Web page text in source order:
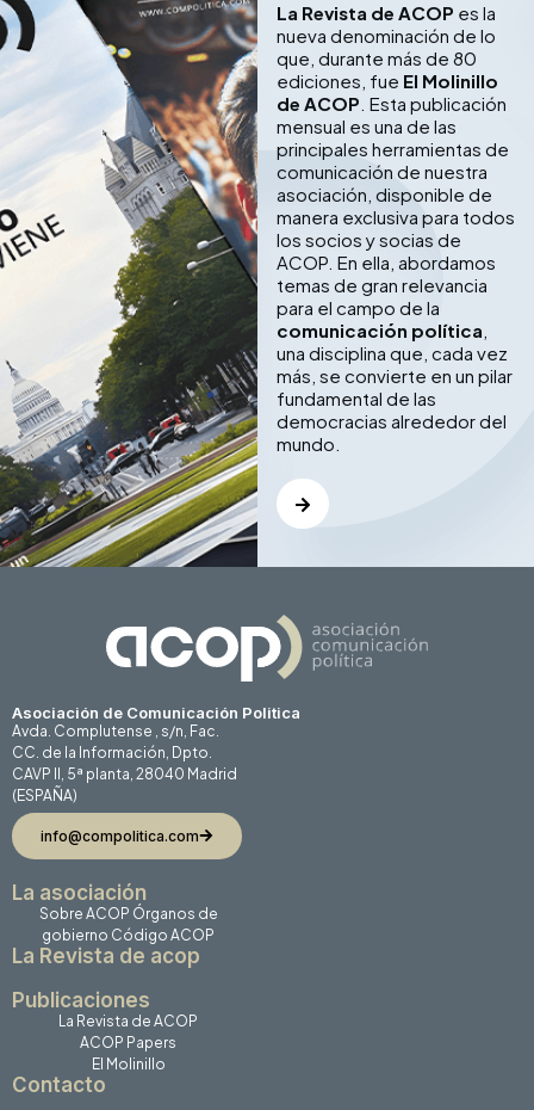
La Revista de ACOP es la
nueva denominación de lo
que, durante más de 80
ediciones, fue El Molinillo
de ACOP . Esta publicación
mensual es una de las
principales herramientas de
comunicación de nuestra
asociación, disponible de
manera exclusiva para todos
los socios y socias de
ACOP. En ella, abordamos
temas de gran relevancia
para el campo de la
comunicación política
una disciplina que, cada vez
más, se convierte en un pilar
fundamental de las
democracias alrededor del
mundo.
Asociación de Comunicación Politica
Avda. Complutense , s/n, Fac.
CC. de la Información, Dpto.
CAVP II, 5ª planta, 28040 Madrid
(ESPAÑA)
info@compolitica.com
La asociación
Sobre ACOP Órganos de
gobierno Código ACOP
La Revista de acop
Publicaciones
La Revista de ACOP
ACOP Papers
El Molinillo
Contacto